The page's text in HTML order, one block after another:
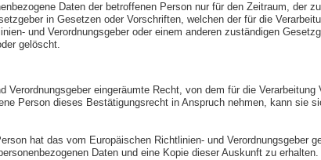
Daten der betroffenen Person nur für den Zeitraum,
in Gesetzen oder Vorschriften, welchen der für die
und Verordnungsgeber oder einem anderen zuständigen
gelöscht.
eingeräumte Recht, von dem für die
Person dieses Bestätigungsrecht in Anspruch nehmen, kann sie
hat das vom Europäischen Richtlinien- und Verordnungsgeber
Daten und eine Kopie dieser Auskunft zu